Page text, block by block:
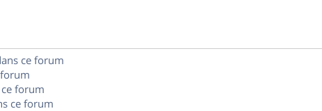
e
ce forum
forum
ce forum